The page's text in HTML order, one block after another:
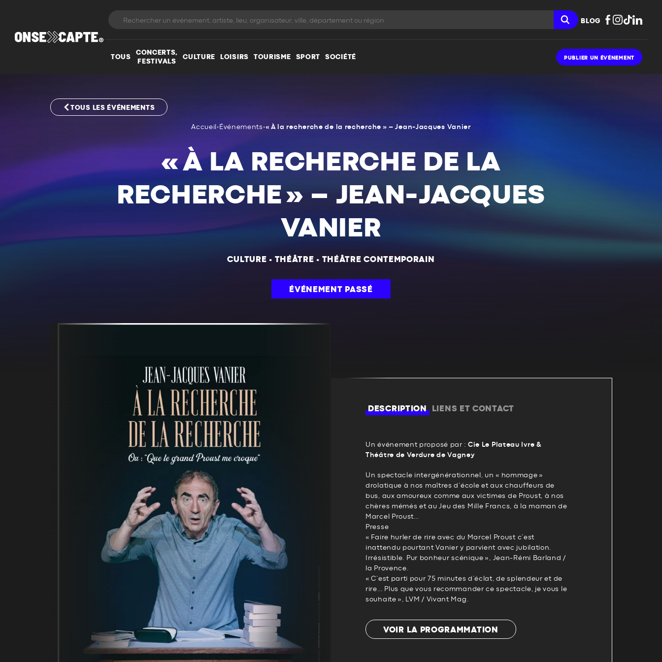
BLOG
TOUS
CONCERTS,
FESTIVALS
CULTURE LOISIRS TOURISME SPORT SOCIÉTÉ PUBLIER UN ÉVÉNEMENT
TOUS LES ÉVÉNEMENTS
Accueil • Événements•« À la recherche de la recherche » – Jean-Jacques Vanier
« À LA RECHERCHE DE LA
RECHERCHE » – JEAN-JACQUES
VANIER
CULTURE • THÉÂTRE • THÉÂTRE CONTEMPORAIN
ÉVÉNEMENT PASSÉ
DESCRIPTION LIENS ET CONTACT
Un événement proposé par : Cie Le Plateau Ivre &
Théâtre de Verdure de Vagney
Un spectacle intergénérationnel, un « hommage »
drolatique à nos maîtres d’école et aux chauffeurs de
bus, aux amoureux comme aux victimes de Proust, à nos
chères mémés et au Jeu des Mille Francs, à la maman de
Marcel Proust…
Presse
« Faire hurler de rire avec du Marcel Proust c’est
inattendu pourtant Vanier y parvient avec jubilation.
Irrésistible. Pur bonheur scénique », Jean-Rémi Barland /
la Provence.
« C’est parti pour 75 minutes d’éclat, de splendeur et de
rire… Plus que vous recommander ce spectacle, je vous le
souhaite », LVM / Vivant Mag.
VOIR LA PROGRAMMATION